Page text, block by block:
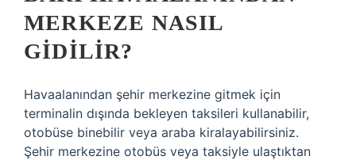
MERKEZE NASIL
GIDILIR?
Havaalanından şehir merkezine gitmek için
terminalin dışında bekleyen taksileri kullanabilir,
otobüse binebilir veya araba kiralayabilirsiniz.
Şehir merkezine otobüs veya taksiyle ulaştıktan